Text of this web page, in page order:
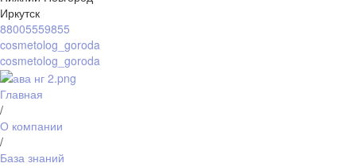
Иркутск
88005559855
cosmetolog_goroda
cosmetolog_goroda
Главная
/
О компании
/
База знаний